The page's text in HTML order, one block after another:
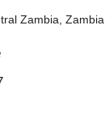
Zambia, Zambia